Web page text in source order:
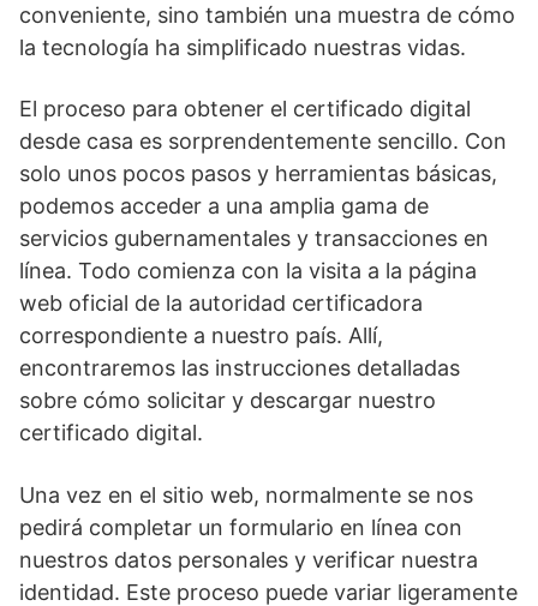
conveniente, sino también una muestra de cómo
la tecnología ha simplificado nuestras vidas.
El proceso para obtener el certificado digital
desde casa es sorprendentemente sencillo. Con
solo unos pocos pasos y herramientas básicas,
podemos acceder a una amplia gama de
servicios gubernamentales y transacciones en
línea. Todo comienza con la visita a la página
web oficial de la autoridad certificadora
correspondiente a nuestro país. Allí,
encontraremos las instrucciones detalladas
sobre cómo solicitar y descargar nuestro
certificado digital.
Una vez en el sitio web, normalmente se nos
pedirá completar un formulario en línea con
nuestros datos personales y verificar nuestra
identidad. Este proceso puede variar ligeramente